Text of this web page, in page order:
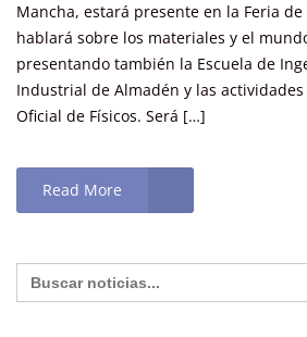
Mancha, estará presente en la Feria
hablará sobre los materiales y el
presentando también la Escuela de
Industrial de Almadén y las
Oficial de Físicos. Será […]
Read More
Buscar: